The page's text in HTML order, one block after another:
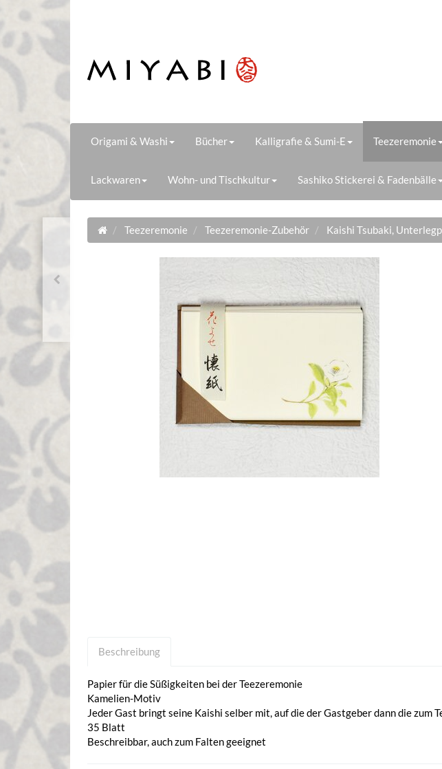
Origami & Washi Bücher Kalligrafie & Sumi-E Teezeremonie
Lackwaren Wohn- und Tischkultur Sashiko Stickerei & Fadenbälle
Teezeremonie Teezeremonie-Zubehör Kaishi Tsubaki,
Beschreibung
Papier für die Süßigkeiten bei der Teezeremonie
Kamelien-Motiv
Jeder Gast bringt seine Kaishi selber mit, auf die der Gastgeber dann die zum
35 Blatt
Beschreibbar, auch zum Falten geeignet